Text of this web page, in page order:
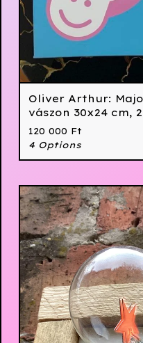
Oliver Arthur:
vászon 30x24 cm,
120 000 Ft
4 Options